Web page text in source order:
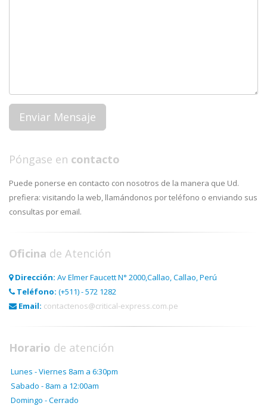
Póngase en contacto
Puede ponerse en contacto con nosotros de la manera que Ud.
prefiera: visitando la web, llamándonos por teléfono o enviando sus
consultas por email.
Oficina de Atención
Dirección: Av Elmer Faucett N° 2000,Callao, Callao, Perú
Teléfono: (+511) - 572 1282
Email: contactenos@critical-express.com.pe
Horario de atención
Lunes - Viernes 8am a 6:30pm
Sabado - 8am a 12:00am
Domingo - Cerrado